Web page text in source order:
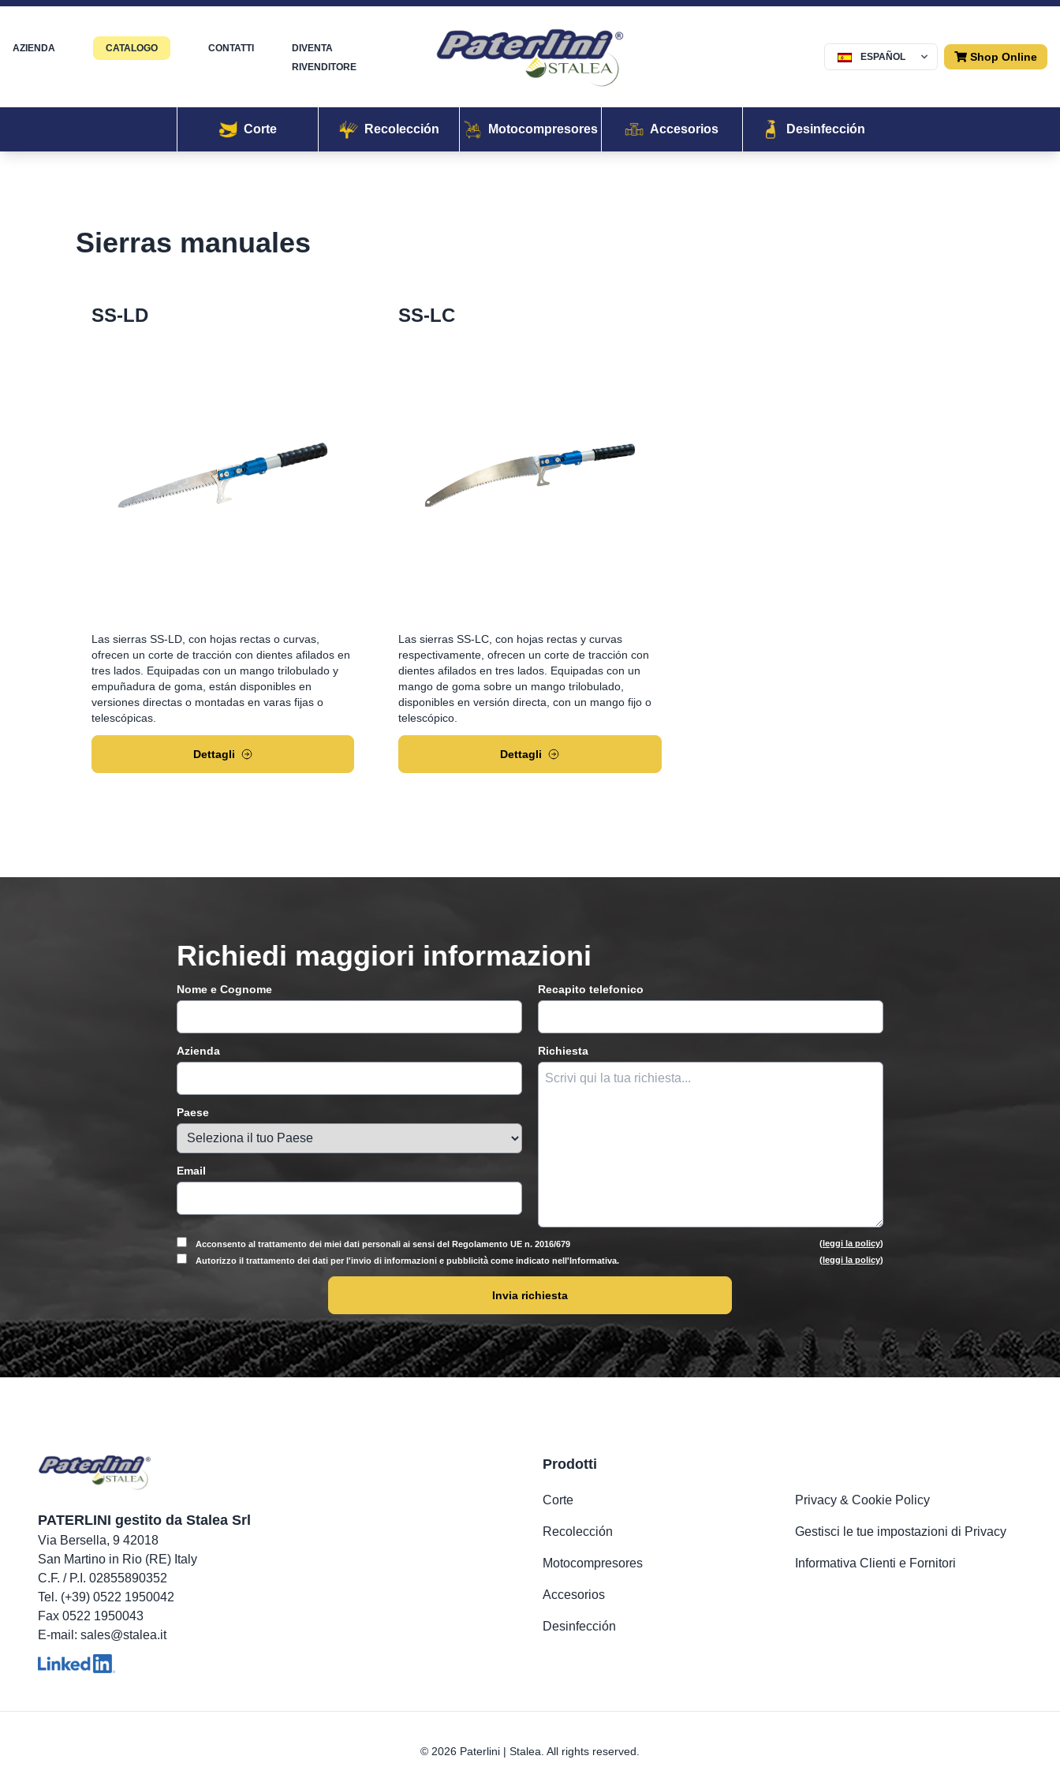
AZIENDA CATALOGO CONTATTI
DIVENTA
RIVENDITORE
ESPAÑOL
Menu
Shop Online
Corte Recolección Motocompresores Accesorios Desinfección
Sierras manuales
SS-LD
Las sierras SS-LD, con hojas rectas o curvas,
ofrecen un corte de tracción con dientes afilados en
tres lados. Equipadas con un mango trilobulado y
empuñadura de goma, están disponibles en
versiones directas o montadas en varas fijas o
telescópicas.
Dettagli
SS-LC
Las sierras SS-LC, con hojas rectas y curvas
respectivamente, ofrecen un corte de tracción con
dientes afilados en tres lados. Equipadas con un
mango de goma sobre un mango trilobulado,
disponibles en versión directa, con un mango fijo o
telescópico.
Dettagli
Richiedi maggiori informazioni
Nome e Cognome
Azienda
Paese
Email
Recapito telefonico
Richiesta
Acconsento al trattamento dei miei dati personali ai sensi del Regolamento UE n. 2016/679 (leggi la policy)
Autorizzo il trattamento dei dati per l'invio di informazioni e pubblicità come indicato nell'Informativa.
(leggi la policy)
Invia richiesta
PATERLINI gestito da Stalea Srl
Via Bersella, 9 42018
San Martino in Rio (RE) Italy
C.F. / P.I. 02855890352
Tel. (+39) 0522 1950042
Fax 0522 1950043
E-mail: sales@stalea.it
Prodotti
Corte
Recolección
Motocompresores
Accesorios
Desinfección
Privacy & Cookie Policy
Gestisci le tue impostazioni di Privacy
Informativa Clienti e Fornitori
© 2026 Paterlini | Stalea. All rights reserved.